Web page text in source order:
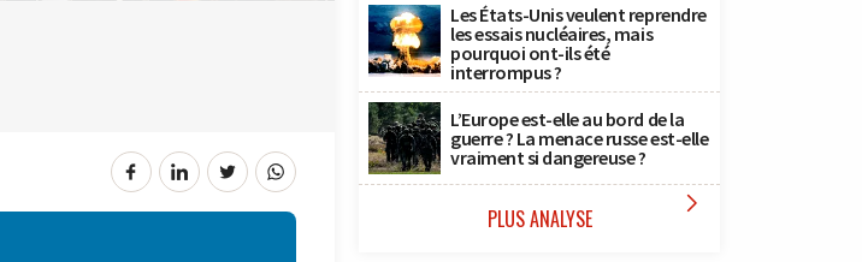
Les États-Unis veulent reprendre
les essais nucléaires, mais
pourquoi ont-ils été
interrompus ?
L’Europe est-elle au bord de la
guerre ? La menace russe est-elle
vraiment si dangereuse ?
PLUS ANALYSE 